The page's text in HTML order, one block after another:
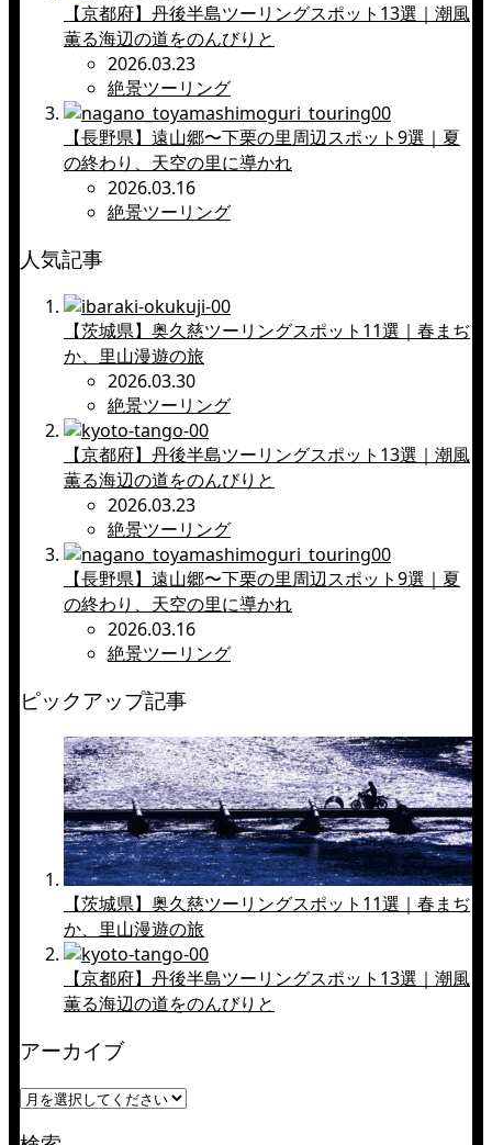
【京都府】丹後半島ツーリングスポット13選｜潮風
薫る海辺の道をのんびりと
2026.03.23
絶景ツーリング
【長野県】遠山郷〜下栗の里周辺スポット9選｜夏
の終わり、天空の里に導かれ
2026.03.16
絶景ツーリング
人気記事
【茨城県】奥久慈ツーリングスポット11選｜春まぢ
か、里山漫遊の旅
2026.03.30
絶景ツーリング
【京都府】丹後半島ツーリングスポット13選｜潮風
薫る海辺の道をのんびりと
2026.03.23
絶景ツーリング
【長野県】遠山郷〜下栗の里周辺スポット9選｜夏
の終わり、天空の里に導かれ
2026.03.16
絶景ツーリング
ピックアップ記事
【茨城県】奥久慈ツーリングスポット11選｜春まぢ
か、里山漫遊の旅
【京都府】丹後半島ツーリングスポット13選｜潮風
薫る海辺の道をのんびりと
アーカイブ